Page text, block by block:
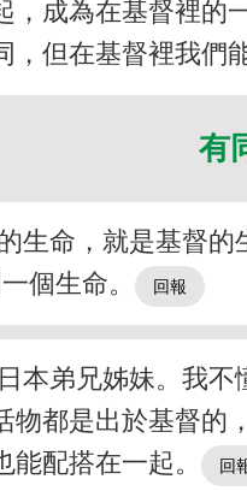
，成為在基督裡
但在基督裡我們
有
生命，就是基督
個生命。
本弟兄姊妹。我
都是出於基督
配搭在一起。